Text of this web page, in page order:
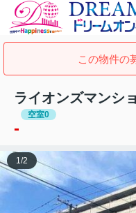
この物件の
ライオンズマンシ
空室0
-
1/2